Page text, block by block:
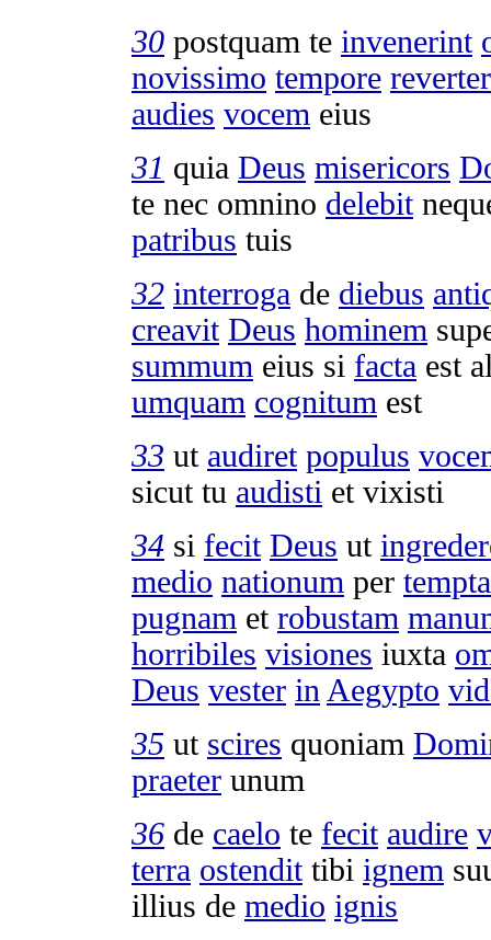
30 postquam te invenerint
novissimo tempore
audies vocem eius
31 quia Deus misericors
te nec omnino delebit
patribus tuis
32 interroga de diebus
creavit Deus hominem
summum eius si facta est
umquam cognitum est
33 ut audiret populus
sicut tu audisti et vixisti
34 si fecit Deus ut
medio nationum per
pugnam et robustam
horribiles visiones iuxta
Deus vester in Aegypto
35 ut scires quoniam
praeter unum
36 de caelo te fecit audire
terra ostendittibi ignem
illius de medio ignis